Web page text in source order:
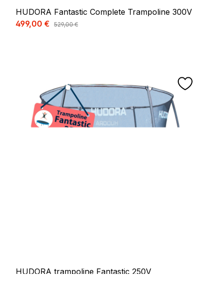
HUDORA Fantastic Complete Trampoline 300V
Prix de vente :
499,00 € Prix régulier :
529,00 €
HUDORA trampoline Fantastic 250V